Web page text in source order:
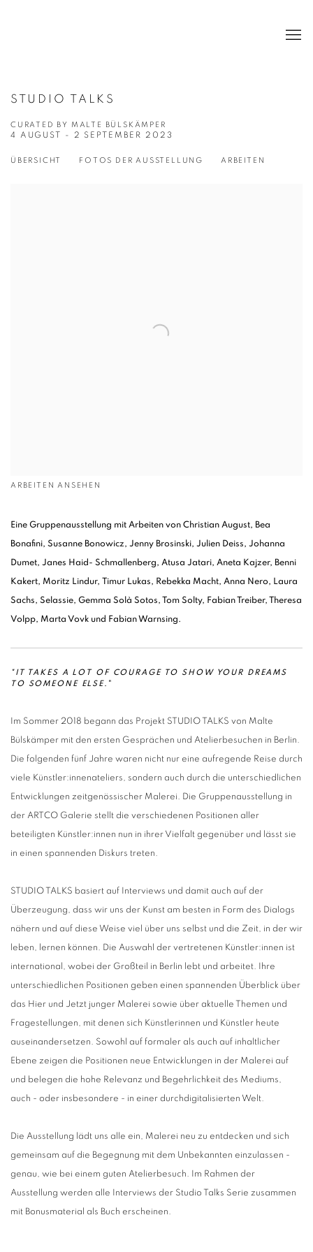
STUDIO TALKS
CURATED BY MALTE BÜLSKÄMPER
4 AUGUST - 2 SEPTEMBER 2023
ÜBERSICHT FOTOS DER AUSSTELLUNG ARBEITEN
ARBEITEN ANSEHEN
Eine Gruppenausstellung mit Arbeiten von Christian August, Bea
Bonafini, Susanne Bonowicz, Jenny Brosinski, Julien Deiss, Johanna
Dumet, Janes Haid- Schmallenberg, Atusa Jatari, Aneta Kajzer, Benni
Kakert, Moritz Lindur, Timur Lukas, Rebekka Macht, Anna Nero, Laura
Sachs, Selassie, Gemma Solà Sotos, Tom Solty, Fabian Treiber, Theresa
Volpp, Marta Vovk und Fabian Warnsing.
"IT TAKES A LOT OF COURAGE TO SHOW YOUR DREAMS
TO SOMEONE ELSE ."
Im Sommer 2018 begann das Projekt STUDIO TALKS von Malte
Bülskämper mit den ersten Gesprächen und Atelierbesuchen in Berlin.
Die folgenden fünf Jahre waren nicht nur eine aufregende Reise durch
viele Künstler:innenateliers, sondern auch durch die unterschiedlichen
Entwicklungen zeitgenössischer Malerei. Die Gruppenausstellung in
der ARTCO Galerie stellt die verschiedenen Positionen aller
beteiligten Künstler:innen nun in ihrer Vielfalt gegenüber und lässt sie
in einen spannenden Diskurs treten.
STUDIO TALKS basiert auf Interviews und damit auch auf der
Überzeugung, dass wir uns der Kunst am besten in Form des Dialogs
nähern und auf diese Weise viel über uns selbst und die Zeit, in der wir
leben, lernen können. Die Auswahl der vertretenen Künstler:innen ist
international, wobei der Großteil in Berlin lebt und arbeitet. Ihre
unterschiedlichen Positionen geben einen spannenden Überblick über
das Hier und Jetzt junger Malerei sowie über aktuelle Themen und
Fragestellungen, mit denen sich Künstlerinnen und Künstler heute
auseinandersetzen. Sowohl auf formaler als auch auf inhaltlicher
Ebene zeigen die Positionen neue Entwicklungen in der Malerei auf
und belegen die hohe Relevanz und Begehrlichkeit des Mediums,
auch - oder insbesondere - in einer durchdigitalisierten Welt.
Die Ausstellung lädt uns alle ein, Malerei neu zu entdecken und sich
gemeinsam auf die Begegnung mit dem Unbekannten einzulassen -
genau, wie bei einem guten Atelierbesuch. Im Rahmen der
Ausstellung werden alle Interviews der Studio Talks Serie zusammen
mit Bonusmaterial als Buch erscheinen.